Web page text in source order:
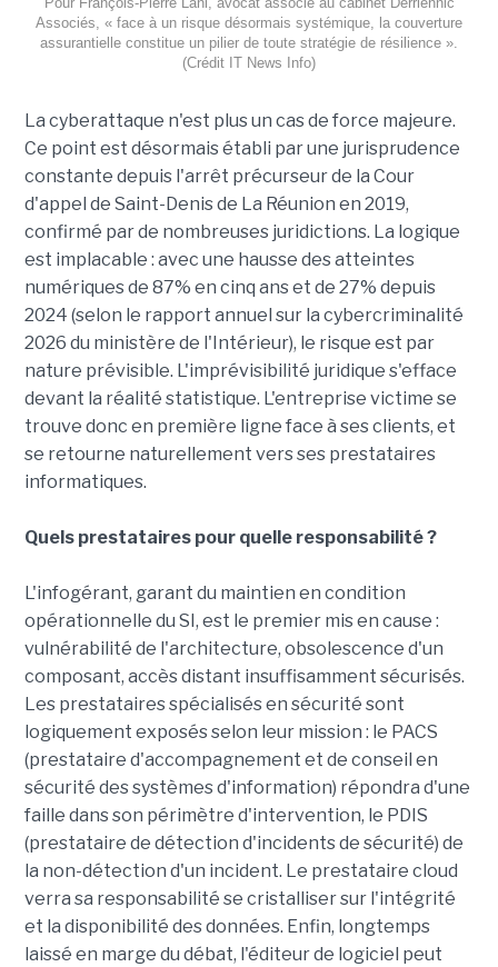
Associés, « face à un risque désormais systémique, la couverture
assurantielle constitue un pilier de toute stratégie de résilience ».
(Crédit IT News Info)
La cyberattaque n'est plus un cas de force majeure.
Ce point est désormais établi par une jurisprudence
constante depuis l'arrêt précurseur de la Cour
d'appel de Saint-Denis de La Réunion en 2019,
confirmé par de nombreuses juridictions. La logique
est implacable : avec une hausse des atteintes
numériques de 87% en cinq ans et de 27% depuis
2024 (selon le rapport annuel sur la cybercriminalité
2026 du ministère de l'Intérieur), le risque est par
nature prévisible. L'imprévisibilité juridique s'efface
devant la réalité statistique. L'entreprise victime se
trouve donc en première ligne face à ses clients, et
se retourne naturellement vers ses prestataires
informatiques.
Quels prestataires pour quelle responsabilité ?
L'infogérant, garant du maintien en condition
opérationnelle du SI, est le premier mis en cause :
vulnérabilité de l'architecture, obsolescence d'un
composant, accès distant insuffisamment sécurisés.
Les prestataires spécialisés en sécurité sont
logiquement exposés selon leur mission : le PACS
(prestataire d'accompagnement et de conseil en
sécurité des systèmes d'information) répondra d'une
faille dans son périmètre d'intervention, le PDIS
(prestataire de détection d'incidents de sécurité) de
la non-détection d'un incident. Le prestataire cloud
verra sa responsabilité se cristalliser sur l'intégrité
et la disponibilité des données. Enfin, longtemps
laissé en marge du débat, l'éditeur de logiciel peut